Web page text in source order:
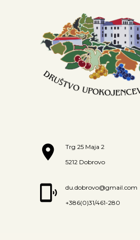
Trg 25 Maja 2
5212 Dobrovo
du.dobrovo@gmail.com
+386(0)31/461-280